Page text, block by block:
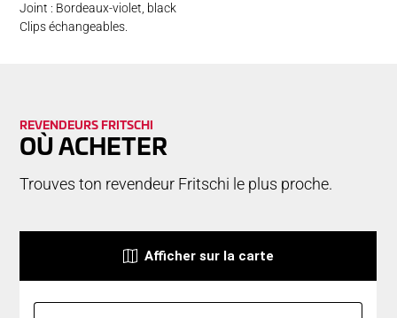
Joint : Bordeaux-violet, black
Clips échangeables.
RE­VEN­DEURS FRITSCHI
OÙ ACHETER
Trouves ton revendeur Fritschi le plus proche.